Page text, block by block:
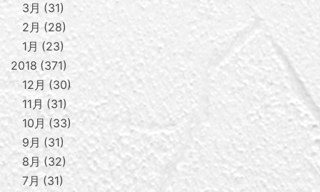
3月
31
2月
28
1月
23
2018 371
12月
30
11月
31
10月 33
9月
31
8月 32
7月
31